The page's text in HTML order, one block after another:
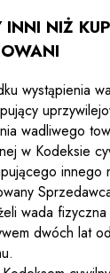
INNI NIŻ
wystąpienia
wadliwego
w Kodeksie
innego
wada
dwóch lat